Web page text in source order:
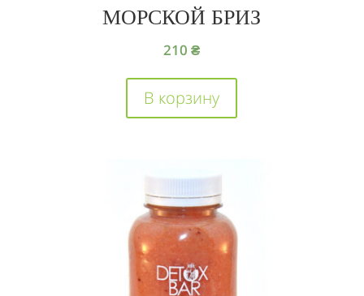
МОРСКОЙ БРИЗ
210₴
В корзину